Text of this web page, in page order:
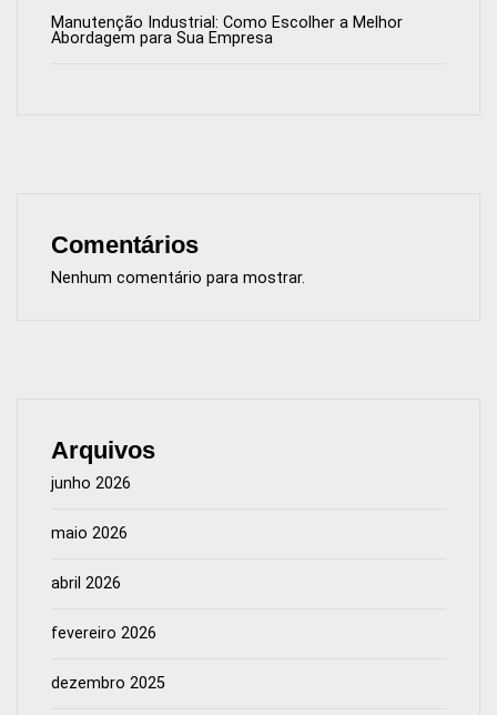
Manutenção Industrial: Como Escolher a Melhor
Abordagem para Sua Empresa
Comentários
Nenhum comentário para mostrar.
Arquivos
junho 2026
maio 2026
abril 2026
fevereiro 2026
dezembro 2025